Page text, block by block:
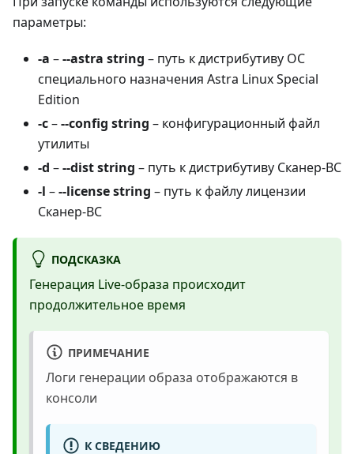
параметры:
-a –--astra string – путь к дистрибутиву ОС
специального назначения Astra Linux Special
Edition
-c–--config string – конфигурационный файл
утилиты
-d –--dist string – путь к дистрибутиву Сканер-ВС
-l –--license string – путь к файлу лицензии
Сканер-ВС
ПОДСКАЗКА
Генерация Live-образа происходит
продолжительное время
ПРИМЕЧАНИЕ
Логи генерации образа отображаются в
консоли
К СВЕДЕНИЮ